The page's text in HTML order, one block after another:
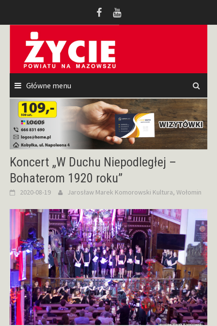
Główne menu
Koncert „W Duchu Niepodległej –
Bohaterom 1920 roku”
2020-08-19 Jarosław Marek Komorowski Kultura, Wołomin